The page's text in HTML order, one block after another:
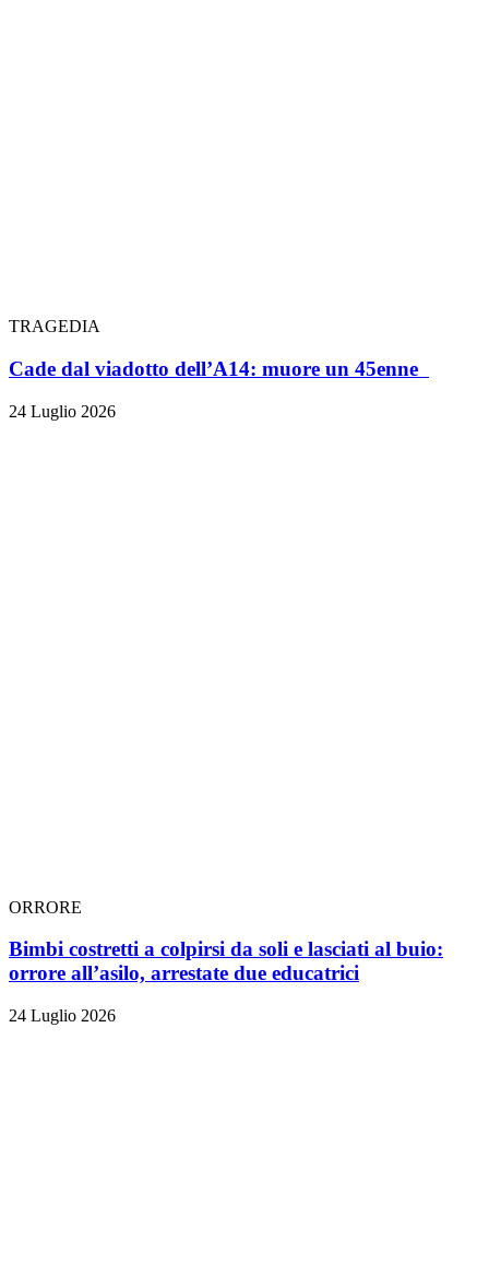
TRAGEDIA
Cade dal viadotto dell’A14: muore un 45enne
24 Luglio 2026
ORRORE
Bimbi costretti a colpirsi da soli e lasciati al buio:
orrore all’asilo, arrestate due educatrici
24 Luglio 2026